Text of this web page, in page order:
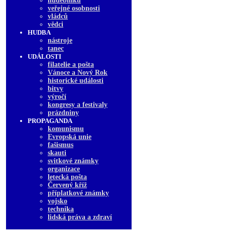
veřejné osobnosti
vládců
vědci
HUDBA
nástroje
tanec
UDÁLOSTI
filatelie a pošta
Vánoce a Nový Rok
historické události
bitvy
výročí
kongresy a festivaly
prázdniny
PROPAGANDA
komunismu
Evropská unie
fašismus
skauti
svitkové známky
organizace
letecká pošta
Červený kříž
příplatkové známky
vojsko
technika
lidská práva a zdraví